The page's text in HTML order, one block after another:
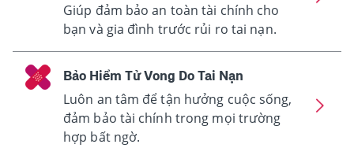
Giúp đảm bảo an toàn tài chính cho
bạn và gia đình trước rủi ro tai nạn.
Bảo Hiểm Tử Vong Do Tai Nạn
Luôn an tâm để tận hưởng cuộc sống,
đảm bảo tài chính trong mọi trường
hợp bất ngờ.